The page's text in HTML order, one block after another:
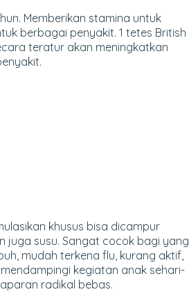
Memberikan stamina untuk
berbagai penyakit. 1 tetes British
teratur akan meningkatkan
khusus bisa dicampur
juga susu. Sangat cocok bagi yang
mudah terkena flu, kurang aktif,
kegiatan anak sehari-
radikal bebas.